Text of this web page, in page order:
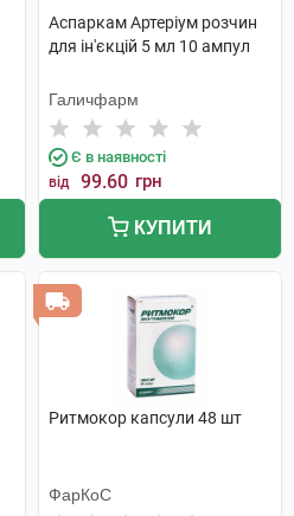
Аспаркам Артеріум розчин
для ін'єкцій 5 мл 10 ампул
Галичфарм
Є в наявності
від 99.60 грн
КУПИТИ
Ритмокор капсули 48 шт
ФарКоС